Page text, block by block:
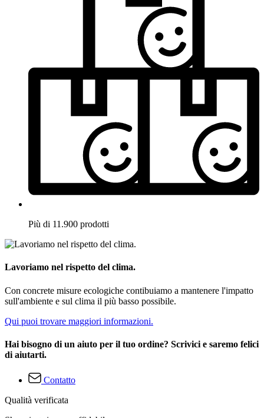
Più di 11.900 prodotti
Lavoriamo nel rispetto del clima.
Con concrete misure ecologiche contibuiamo a mantenere l'impatto
sull'ambiente e sul clima il più basso possibile.
Qui puoi trovare maggiori informazioni.
Hai bisogno di un aiuto per il tuo ordine? Scrivici e saremo felici
di aiutarti.
Contatto
Qualità verificata